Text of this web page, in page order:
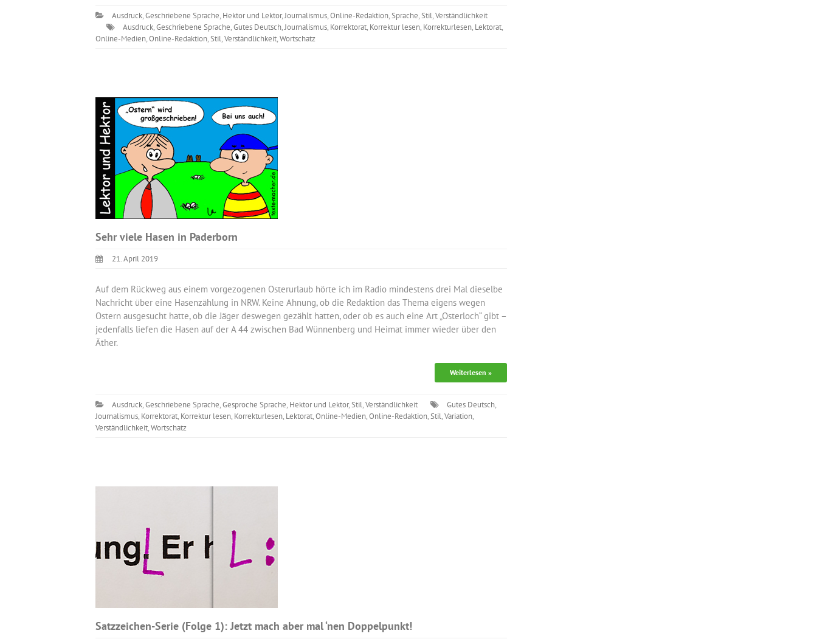
Ausdruck,Geschriebene Sprache, Hektor und Lektor,Journalismus,Online-Redaktion,Sprache,Stil,Verständlichkeit
Ausdruck,Geschriebene Sprache,Gutes Deutsch,Journalismus, Korrektorat, Korrektur lesen, Korrekturlesen, Lektorat,
Online-Medien,Online-Redaktion,Stil,Verständlichkeit,Wortschatz
Sehr viele Hasen in Paderborn
21. April 2019
Auf dem Rückweg aus einem vorgezogenen Osterurlaub hörte ich im Radio mindestens drei Mal dieselbe
Nachricht über eine Hasenzählung in NRW. Keine Ahnung, ob die Redaktion das Thema eigens wegen
Ostern ausgesucht hatte, ob die Jäger deswegen gezählt hatten, oder ob es auch eine Art „Osterloch“ gibt –
jedenfalls liefen die Hasen auf der A 44 zwischen Bad Wünnenberg und Heimat immer wieder über den
Äther.
Weiterlesen »
Ausdruck,Geschriebene Sprache,Gesproche Sprache, Hektor und Lektor,Stil,Verständlichkeit Gutes Deutsch,
Journalismus, Korrektorat, Korrektur lesen, Korrekturlesen, Lektorat,Online-Medien,Online-Redaktion,Stil,Variation,
Verständlichkeit,Wortschatz
Satzzeichen-Serie (Folge 1): Jetzt mach aber mal ‘nen Doppelpunkt!